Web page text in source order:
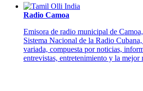
Radio Camoa
Emisora de radio municipal de
Sistema Nacional de la Radio
variada, compuesta por noticias,
entrevistas, entretenimiento y la mejor